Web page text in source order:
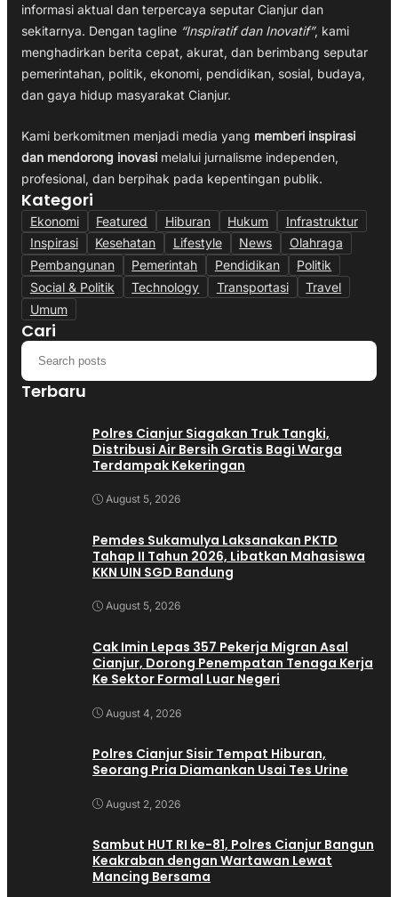
informasi aktual dan terpercaya seputar Cianjur dan
sekitarnya. Dengan tagline “Inspiratif dan Inovatif”, kami
menghadirkan berita cepat, akurat, dan berimbang seputar
pemerintahan, politik, ekonomi, pendidikan, sosial, budaya,
dan gaya hidup masyarakat Cianjur.
Kami berkomitmen menjadi media yang memberi inspirasi
dan mendorong inovasi melalui jurnalisme independen,
profesional, dan berpihak pada kepentingan publik.
Kategori
Ekonomi Featured Hiburan Hukum
Infrastruktur
Inspirasi
Kesehatan Lifestyle News
Olahraga
Pembangunan
Pemerintah Pendidikan
Politik
Social & Politik
Technology Transportasi
Travel
Umum
Cari
Terbaru
Polres Cianjur Siagakan Truk Tangki,
Distribusi Air Bersih Gratis Bagi Warga
Terdampak Kekeringan
August 5, 2026
Pemdes Sukamulya Laksanakan PKTD
Tahap II Tahun 2026, Libatkan Mahasiswa
KKN UIN SGD Bandung
August 5, 2026
Cak Imin Lepas 357 Pekerja Migran Asal
Cianjur, Dorong Penempatan Tenaga Kerja
Ke Sektor Formal Luar Negeri
August 4, 2026
Polres Cianjur Sisir Tempat Hiburan,
Seorang Pria Diamankan Usai Tes Urine
August 2, 2026
Sambut HUT RI ke-81, Polres Cianjur Bangun
Keakraban dengan Wartawan Lewat
Mancing Bersama